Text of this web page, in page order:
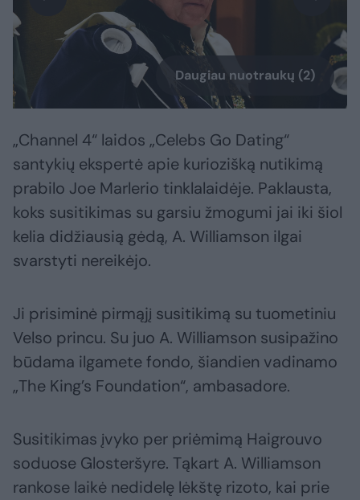
Daugiau nuotraukų (2)
„Channel 4“ laidos „Celebs Go Dating“
santykių ekspertė apie kuriozišką nutikimą
prabilo Joe Marlerio tinklalaidėje. Paklausta,
koks susitikimas su garsiu žmogumi jai iki šiol
kelia didžiausią gėdą, A. Williamson ilgai
svarstyti nereikėjo.
Ji prisiminė pirmąjį susitikimą su tuometiniu
Velso princu. Su juo A. Williamson susipažino
būdama ilgamete fondo, šiandien vadinamo
„The King’s Foundation“, ambasadore.
Susitikimas įvyko per priėmimą Haigrouvo
soduose Glosteršyre. Tąkart A. Williamson
rankose laikė nedidelę lėkštę rizoto, kai prie